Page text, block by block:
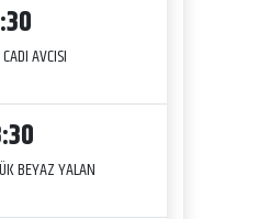
AVCISI
BEYAZ YALAN